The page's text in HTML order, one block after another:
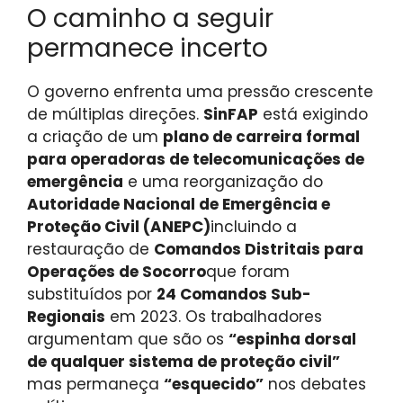
O caminho a seguir
permanece incerto
O governo enfrenta uma pressão crescente
de múltiplas direções. SinFAP está exigindo
a criação de um plano de carreira formal
para operadoras de telecomunicações de
emergência e uma reorganização do
Autoridade Nacional de Emergência e
Proteção Civil (ANEPC)incluindo a
restauração de Comandos Distritais para
Operações de Socorroque foram
substituídos por 24 Comandos Sub-
Regionais em 2023. Os trabalhadores
argumentam que são os “espinha dorsal
de qualquer sistema de proteção civil”
mas permaneça “esquecido” nos debates